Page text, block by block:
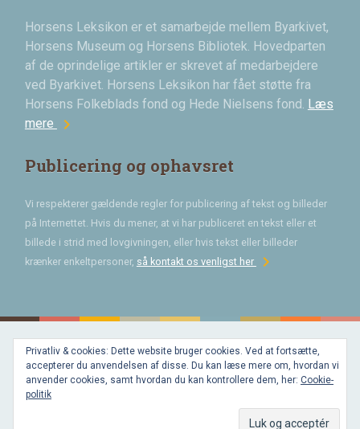
Horsens Leksikon er et samarbejde mellem Byarkivet,
Horsens Museum og Horsens Bibliotek. Hovedparten
af de oprindelige artikler er skrevet af medarbejdere
ved Byarkivet. Horsens Leksikon har fået støtte fra
Horsens Folkeblads fond og Hede Nielsens fond. Læs
mere chevron_right
Publicering og ophavsret
Vi respekterer gældende regler for publicering af tekst og billeder
på Internettet. Hvis du mener, at vi har publiceret en tekst eller et
billede i strid med lovgivningen, eller hvis tekst eller billeder
krænker enkeltpersoner, så kontakt os venligst herchevron_right
Bygget med
WordPressog
favoriteaf
Privatliv & cookies: Dette website bruger cookies. Ved at fortsætte,
accepterer du anvendelsen af disse. Du kan læse mere om, hvordan vi
anvender cookies, samt hvordan du kan kontrollere dem, her: Cookie-
politik